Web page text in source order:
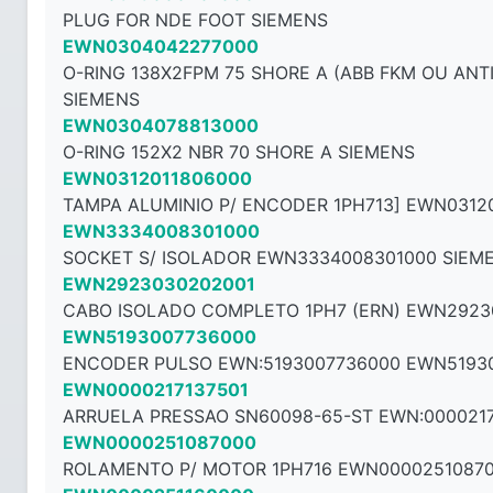
PLUG FOR NDE FOOT SIEMENS
EWN0304042277000
O-RING 138X2FPM 75 SHORE A (ABB FKM OU
SIEMENS
EWN0304078813000
O-RING 152X2 NBR 70 SHORE A SIEMENS
EWN0312011806000
TAMPA ALUMINIO P/ ENCODER 1PH713]
EWN3334008301000
SOCKET S/ ISOLADOR EWN3334008301000
EWN2923030202001
CABO ISOLADO COMPLETO 1PH7 (ERN)
EWN5193007736000
ENCODER PULSO EWN:5193007736000
EWN0000217137501
ARRUELA PRESSAO SN60098-65-ST
EWN0000251087000
ROLAMENTO P/ MOTOR 1PH716